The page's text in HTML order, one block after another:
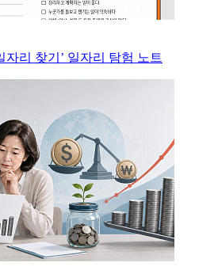
자리 찾기’ 일자리 탐험 노트